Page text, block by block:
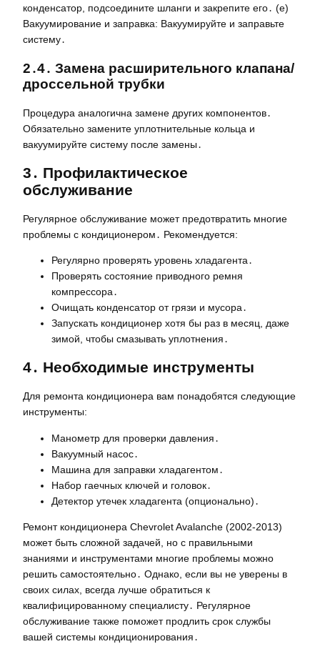
конденсатор, подсоедините шланги и закрепите его․ (e)
Вакуумирование и заправка: Вакуумируйте и заправьте
систему․
2․4․ Замена расширительного клапана/
дроссельной трубки
Процедура аналогична замене других компонентов․
Обязательно замените уплотнительные кольца и
вакуумируйте систему после замены․
3․ Профилактическое
обслуживание
Регулярное обслуживание может предотвратить многие
проблемы с кондиционером․ Рекомендуется:
Регулярно проверять уровень хладагента․
Проверять состояние приводного ремня
компрессора․
Очищать конденсатор от грязи и мусора․
Запускать кондиционер хотя бы раз в месяц, даже
зимой, чтобы смазывать уплотнения․
4․ Необходимые инструменты
Для ремонта кондиционера вам понадобятся следующие
инструменты:
Манометр для проверки давления․
Вакуумный насос․
Машина для заправки хладагентом․
Набор гаечных ключей и головок․
Детектор утечек хладагента (опционально)․
Ремонт кондиционера Chevrolet Avalanche (2002-2013)
может быть сложной задачей, но с правильными
знаниями и инструментами многие проблемы можно
решить самостоятельно․ Однако, если вы не уверены в
своих силах, всегда лучше обратиться к
квалифицированному специалисту․ Регулярное
обслуживание также поможет продлить срок службы
вашей системы кондиционирования․